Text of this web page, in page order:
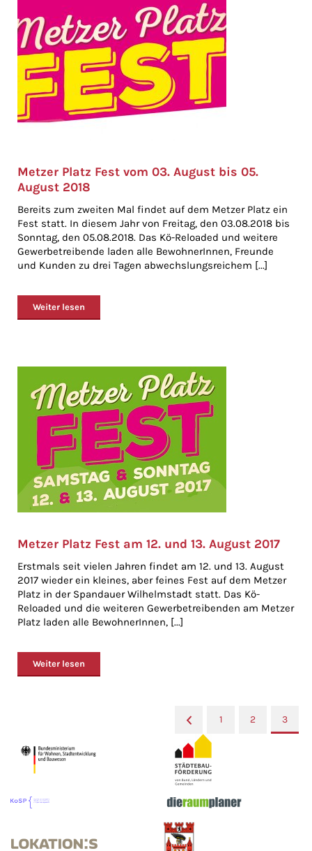
Metzer Platz Fest vom 03. August bis 05.
August 2018
Bereits zum zweiten Mal findet auf dem Metzer Platz ein
Fest statt. In diesem Jahr von Freitag, den 03.08.2018 bis
Sonntag, den 05.08.2018. Das Kö-Reloaded und weitere
Gewerbetreibende laden alle BewohnerInnen, Freunde
und Kunden zu drei Tagen abwechslungsreichem [...]
Weiter lesen
Metzer Platz Fest am 12. und 13. August 2017
Erstmals seit vielen Jahren findet am 12. und 13. August
2017 wieder ein kleines, aber feines Fest auf dem Metzer
Platz in der Spandauer Wilhelmstadt statt. Das Kö-
Reloaded und die weiteren Gewerbetreibenden am Metzer
Platz laden alle BewohnerInnen, [...]
Weiter lesen
« 1 2 3